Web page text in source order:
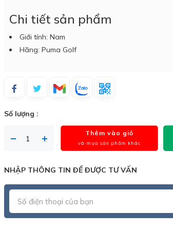
Chi tiết sản phẩm
Giới tính: Nam
Hãng: Puma Golf
Số lượng :
Thêm vào giỏ
và mua sản phẩm khác
NHẬP THÔNG TIN ĐỂ ĐƯỢC TƯ VẤN